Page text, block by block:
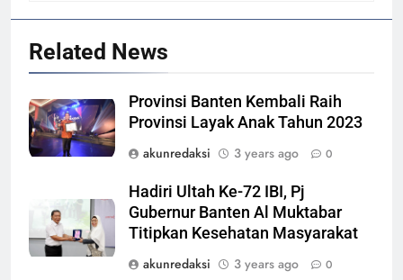
Related News
Provinsi Banten Kembali Raih
Provinsi Layak Anak Tahun 2023
akunredaksi
3 years ago 0
Hadiri Ultah Ke-72 IBI, Pj
Gubernur Banten Al Muktabar
Titipkan Kesehatan Masyarakat
akunredaksi
3 years ago 0